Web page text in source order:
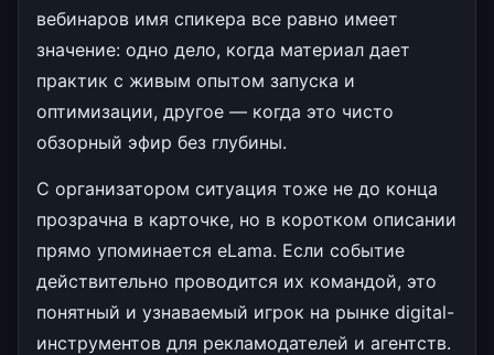
вебинаров имя спикера все равно имеет
значение: одно дело, когда материал дает
практик с живым опытом запуска и
оптимизации, другое — когда это чисто
обзорный эфир без глубины.
С организатором ситуация тоже не до конца
прозрачна в карточке, но в коротком описании
прямо упоминается eLama. Если событие
действительно проводится их командой, это
понятный и узнаваемый игрок на рынке digital-
инструментов для рекламодателей и агентств.